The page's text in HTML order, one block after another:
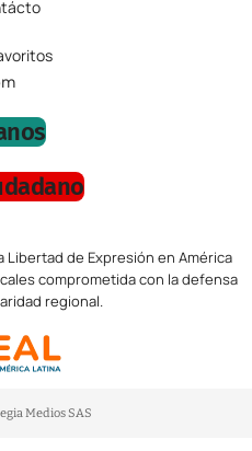
Libertad de Expresión en América
comprometida con la defensa
regional.
Medios SAS